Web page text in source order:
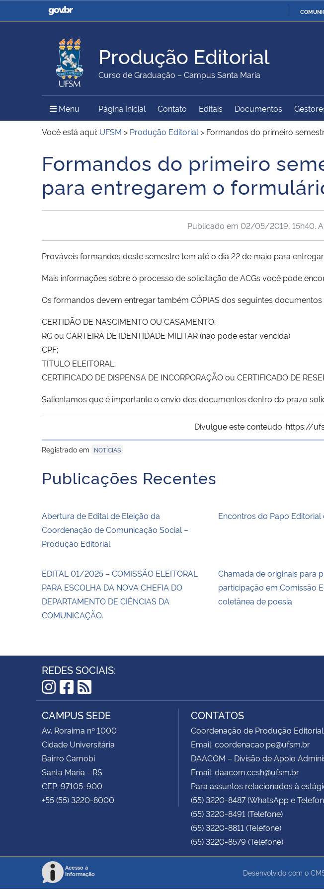
Casa Civil
Ministério da Justiça e
Ministério da Defesa
Ministério da Agricultura,
Pecuária e Abastecimento
Ministério da Educação Ministério da Cidadania
Ministério do Meio Ambiente Ministério do Turismo
Ministério do
Desenvolvimento Regional
Secretaria de Governo
Gabinete de Segurança
Institucional
Advocacia-Geral da União
Produção Editorial
Curso de Graduação – Campus Santa Maria
Menu Menu Principal do Sítio
Página Inicial Contato Editais Documentos
Você está aqui: UFSM > Produção Editorial > Formandos do primeiro
Início do conteúdo
Formandos do primeiro
para entregarem o
Publicado em 02/05/2019, 15h40.
Prováveis formandos deste semestre tem até o dia 22 de maio para
Mais informações sobre o processo de solicitação de ACGs você pode
Os formandos devem entregar também CÓPIAS dos seguintes
CERTIDÃO DE NASCIMENTO OU CASAMENTO;
RG ou CARTEIRA DE IDENTIDADE MILITAR (não pode estar vencida)
CPF;
TÍTULO ELEITORAL;
CERTIFICADO DE DISPENSA DE INCORPORAÇÃO ou CERTIFICADO DE
Salientamos que é importante o envio dos documentos dentro do prazo
Divulgue este conteúdo: https://
Registrado em
NOTÍCIAS
Publicações Recentes
Abertura de Edital de Eleição da
Coordenação de Comunicação Social –
Produção Editorial
Encontros do Papo Editorial
EDITAL 01/2025 – COMISSÃO ELEITORAL
PARA ESCOLHA DA NOVA CHEFIA DO
DEPARTAMENTO DE CIÊNCIAS DA
COMUNICAÇÃO.
Chamada de originais para
participação em Comissão
coletânea de poesia
REDES SOCIAIS:
Instagram
Facebook
RSS
CAMPUS SEDE
Av. Roraima nº 1000
Cidade Universitária
Bairro Camobi
Santa Maria - RS
CEP: 97105-900
+55 (55) 3220-8000
CONTATOS
Coordenação de Produção Editorial
Email: coordenacao.pe@ufsm.br
DAACOM – Divisão de Apoio
Email: daacom.ccsh@ufsm.br
Para assuntos relacionados à
(55) 3220-8487 (WhatsApp e
(55) 3220-8491 (Telefone)
(55) 3220-8811 (Telefone)
(55) 3220-8579 (Telefone)
Acesso à
Informação
Desenvolvido com o